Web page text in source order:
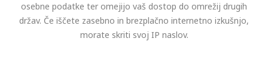
osebne podatke ter omejijo vaš dostop do omrežij drugih
držav. Če iščete zasebno in brezplačno internetno izkušnjo,
morate skriti svoj IP naslov.